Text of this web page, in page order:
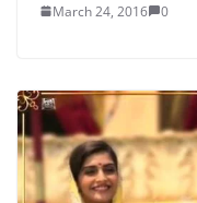
March 24, 2016 0